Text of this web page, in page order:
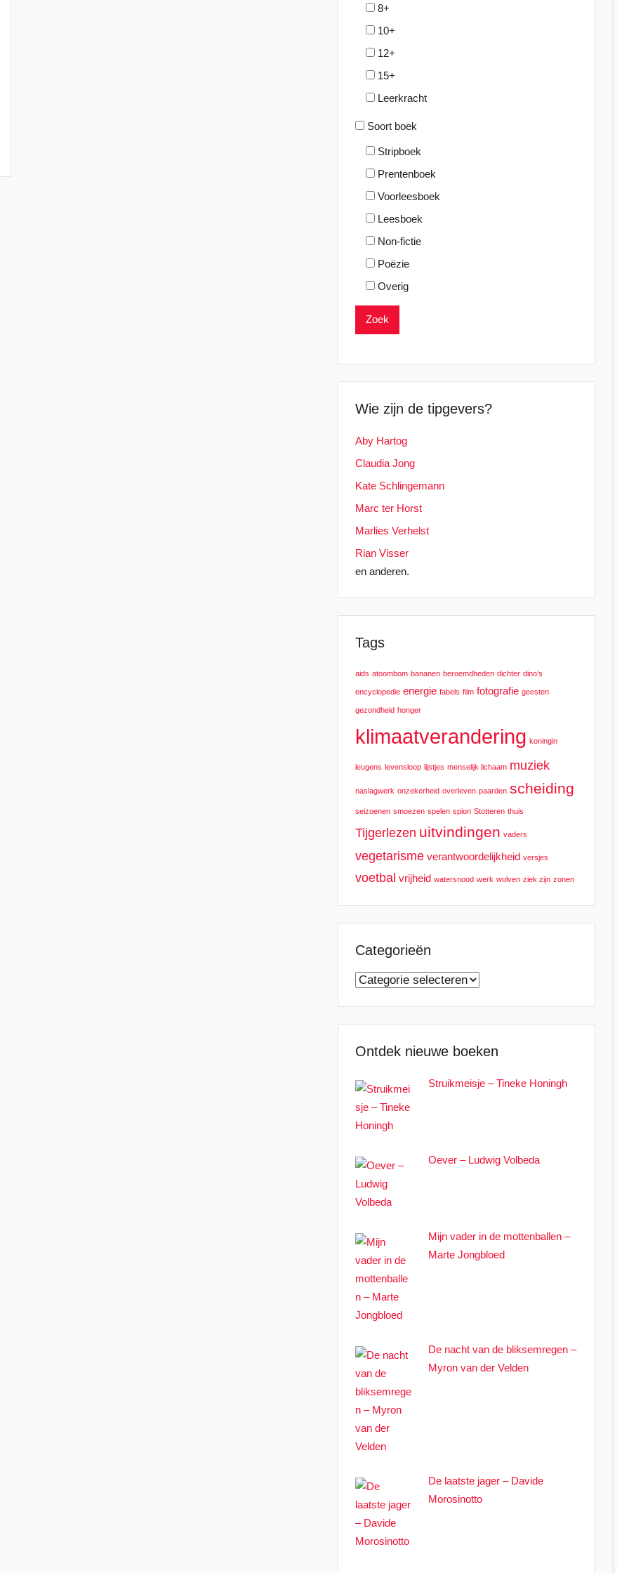
8+
10+
12+
15+
Leerkracht
Soort boek
Stripboek
Prentenboek
Voorleesboek
Leesboek
Non-fictie
Poëzie
Overig
Wie zijn de tipgevers?
Aby Hartog
Claudia Jong
Kate Schlingemann
Marc ter Horst
Marlies Verhelst
Rian Visser
en anderen.
Tags
aids atoombom bananen beroemdheden dichter dino’s
encyclopedie energie fabels film fotografie geesten
gezondheid honger
klimaatverandering koningin
leugens levensloop lijstjes menselijk lichaam muziek
naslagwerk onzekerheid overleven paarden scheiding
seizoenen smoezen spelen spion Stotteren thuis
Tijgerlezen uitvindingen vaders
vegetarisme verantwoordelijkheid versjes
voetbal vrijheid watersnood werk wolven ziek zijn zonen
Categorieën
Categorieën
Ontdek nieuwe boeken
Struikmeisje – Tineke Honingh
Oever – Ludwig Volbeda
Mijn vader in de mottenballen –
Marte Jongbloed
De nacht van de bliksemregen –
Myron van der Velden
De laatste jager – Davide
Morosinotto